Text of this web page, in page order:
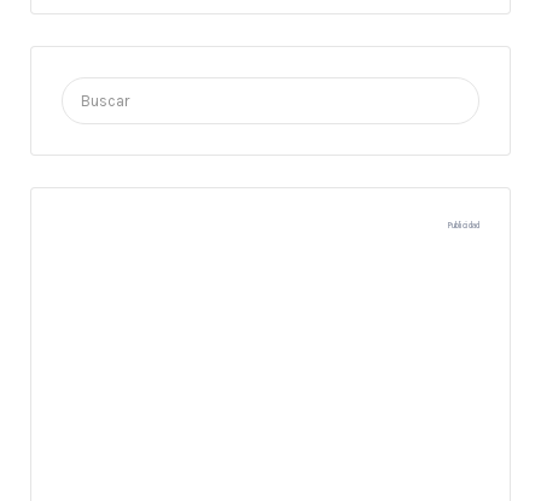
Buscar
por:
Publicidad